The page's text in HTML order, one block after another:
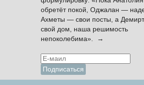
обретёт покой, Оджалан —
Ахметы — свои посты, а
свой дом, наша решимость
непоколебима». →